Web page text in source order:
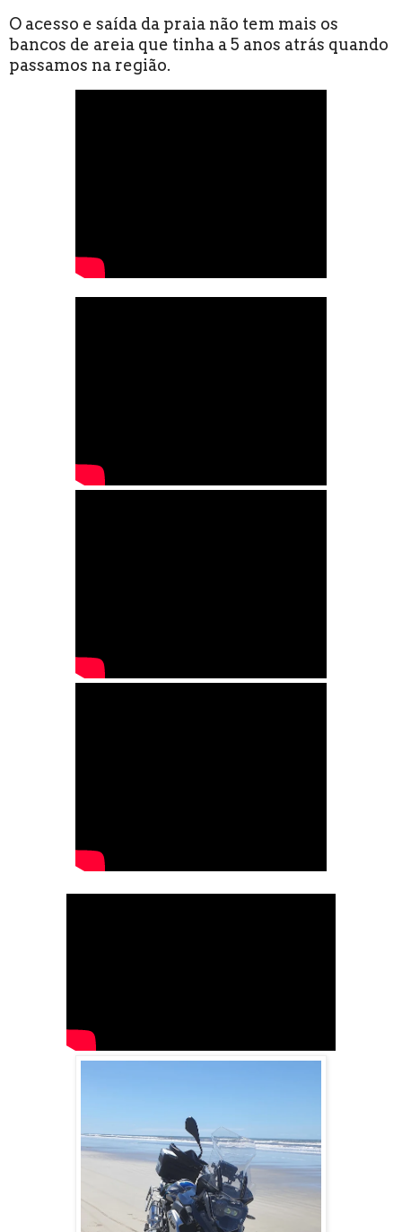
O acesso e saída da praia não tem mais os
bancos de areia que tinha a 5 anos atrás quando
passamos na região.